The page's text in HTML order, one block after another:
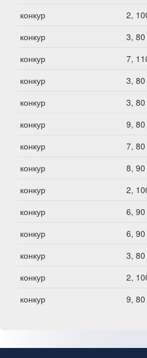
конкур
2,
конкур
3,
конкур
7,
конкур
3,
конкур
3,
конкур
9,
конкур
7,
конкур
8,
конкур
2,
конкур
6,
конкур
6,
конкур
3,
конкур
2,
конкур
9,